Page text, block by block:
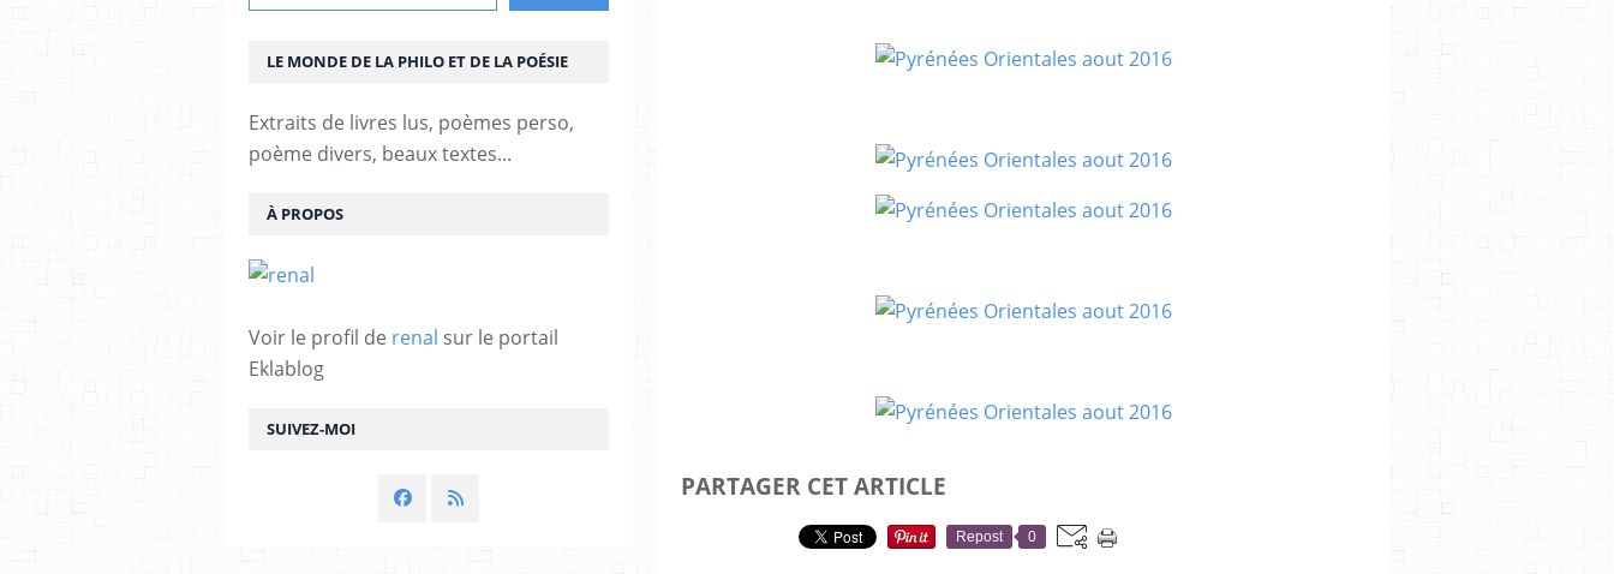
PARTAGER CET ARTICLE
Repost 0
SUIVEZ-MOI
LE MONDE DE LA PHILO ET DE LA POÉSIE
Extraits de livres lus, poèmes perso,
poème divers, beaux textes...
À PROPOS
Voir le profil de renal sur le portail
Eklablog